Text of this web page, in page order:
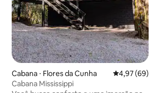
Cabana ⋅ Flores da Cunha 4,97 de
4,97 (69)
Cabana Mississippi